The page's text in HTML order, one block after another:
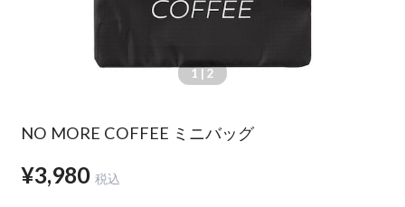
1 | 2
NO MORE COFFEE ミニバッグ
¥3,980 税込